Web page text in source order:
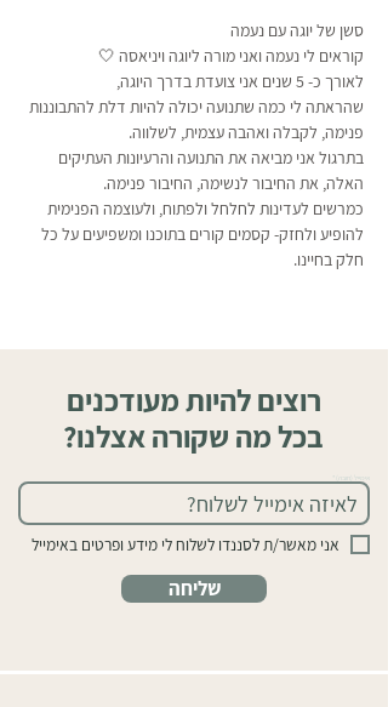
סשן של יוגה עם נעמה
קוראים לי נעמה ואני מורה ליוגה ויניאסה 🤍
לאורך כ- 5 שנים אני צועדת בדרך היוגה,
שהראתה לי כמה שתנועה יכולה להיות דלת להתבוננות
פנימה, לקבלה ואהבה עצמית, לשלווה.
בתרגול אני מביאה את התנועה והרעיונות העתיקים
האלה, את החיבור לנשימה, החיבור פנימה.
כמרשים לעדינות לחלחל ולפתוח, ולעוצמה הפנימית
להופיע ולחזק- קסמים קורים בתוכנו ומשפיעים על כל
חלק בחיינו.
רוצים להיות מעודכנים
בכל מה שקורה אצלנו?
אימייל (חובה)
אני מאשר/ת לסננדו לשלוח לי מידע ופרטים באימייל
שליחה